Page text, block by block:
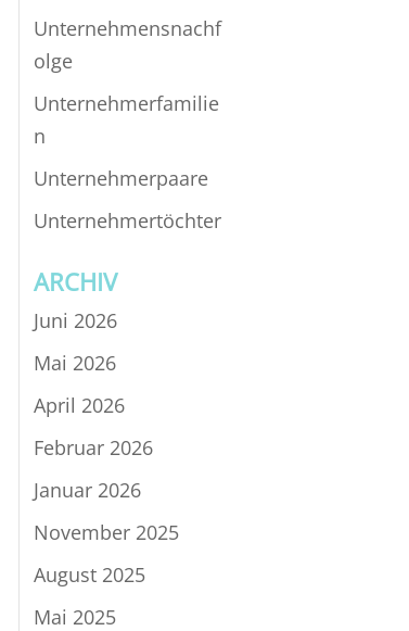
Unternehmensnachf
olge
Unternehmerfamilie
n
Unternehmerpaare
Unternehmertöchter
ARCHIV
Juni 2026
Mai 2026
April 2026
Februar 2026
Januar 2026
November 2025
August 2025
Mai 2025